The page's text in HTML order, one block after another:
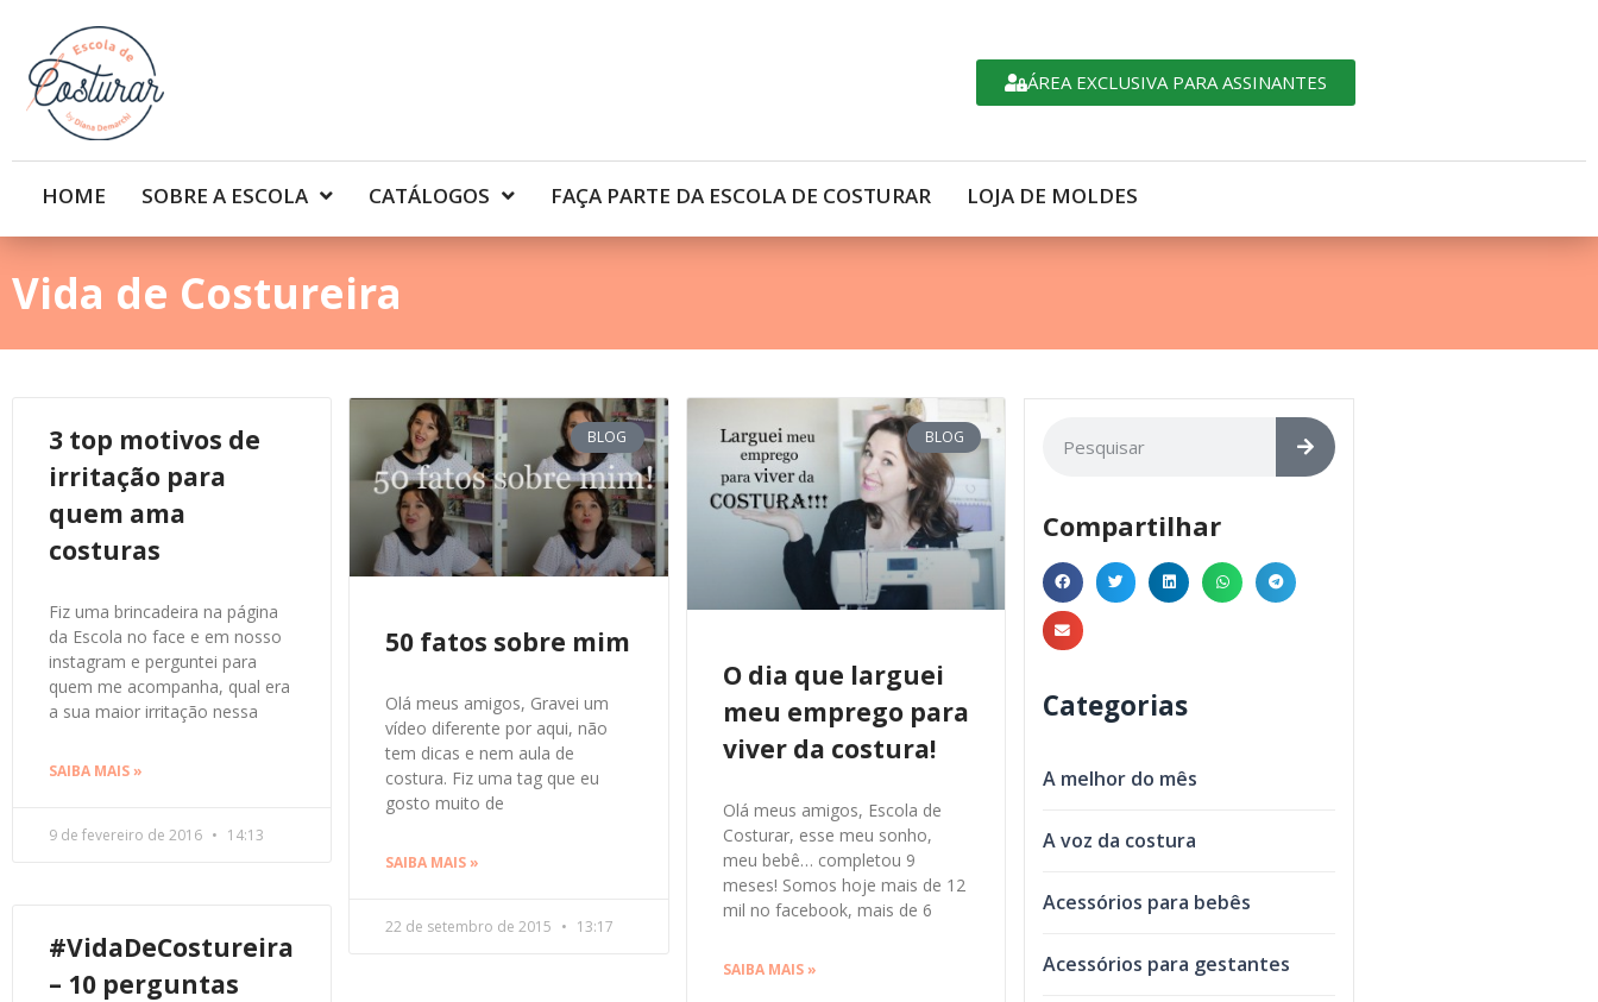
ÁREA EXCLUSIVA PARA ASSINANTES
HOME SOBRE A ESCOLA CATÁLOGOS FAÇA PARTE DA ESCOLA DE COSTURAR LOJA DE MOLDES
Vida de Costureira
3 top motivos de
irritação para
quem ama
costuras
Fiz uma brincadeira na página
da Escola no face e em nosso
instagram e perguntei para
quem me acompanha, qual era
a sua maior irritação nessa
SAIBA MAIS »
9 de fevereiro de 2016 14:13
BLOG
50 fatos sobre mim
Olá meus amigos, Gravei um
vídeo diferente por aqui, não
tem dicas e nem aula de
costura. Fiz uma tag que eu
gosto muito de
SAIBA MAIS »
22 de setembro de 2015 13:17
BLOG
O dia que larguei
meu emprego para
viver da costura!
Olá meus amigos, Escola de
Costurar, esse meu sonho,
meu bebê… completou 9
meses! Somos hoje mais de 12
mil no facebook, mais de 6
SAIBA MAIS »
#VidaDeCostureira
– 10 perguntas
Compartilhar
Categorias
A melhor do mês
A voz da costura
Acessórios para bebês
Acessórios para gestantes